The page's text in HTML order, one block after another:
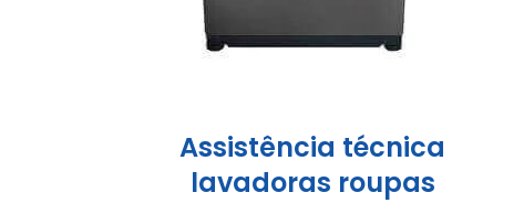
Assistência técnica
lavadoras roupas